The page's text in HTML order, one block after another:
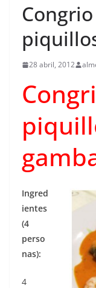
28 abril, 2012
Ingred
ientes
(4
perso
nas):
4